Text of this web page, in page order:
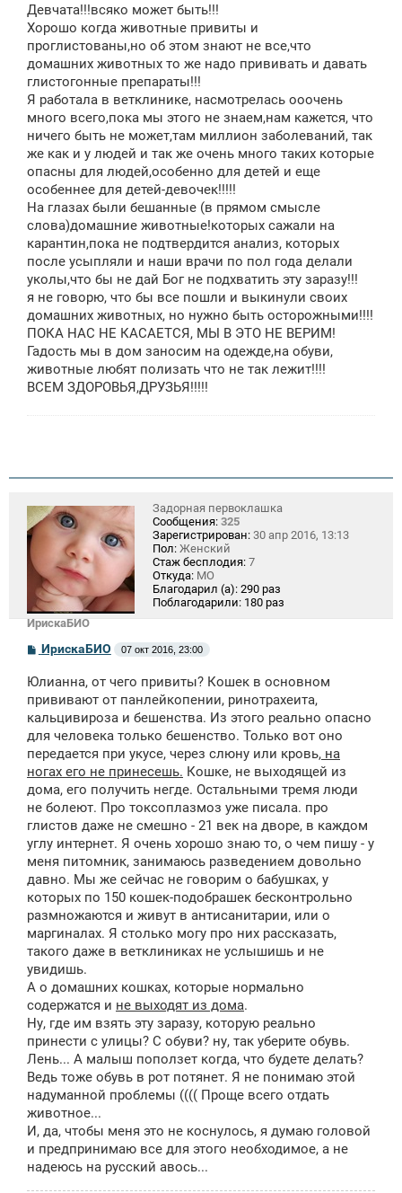
Девчата!!!всяко может быть!!!
Хорошо когда животные привиты и
проглистованы,но об этом знают не все,что
домашних животных то же надо прививать и давать
глистогонные препараты!!!
Я работала в ветклинике, насмотрелась ооочень
много всего,пока мы этого не знаем,нам кажется, что
ничего быть не может,там миллион заболеваний, так
же как и у людей и так же очень много таких которые
опасны для людей,особенно для детей и еще
особеннее для детей-девочек!!!!!
На глазах были бешанные (в прямом смысле
слова)домашние животные!которых сажали на
карантин,пока не подтвердится анализ, которых
после усыпляли и наши врачи по пол года делали
уколы,что бы не дай Бог не подхватить эту заразу!!!
я не говорю, что бы все пошли и выкинули своих
домашних животных, но нужно быть осторожными!!!!
ПОКА НАС НЕ КАСАЕТСЯ, МЫ В ЭТО НЕ ВЕРИМ!
Гадость мы в дом заносим на одежде,на обуви,
животные любят полизать что не так лежит!!!!
ВСЕМ ЗДОРОВЬЯ,ДРУЗЬЯ!!!!!
ИрискаБИО
Задорная первоклашка
Сообщения: 325
Зарегистрирован: 30 апр 2016, 13:13
Пол: Женский
Стаж бесплодия: 7
Откуда: МО
Благодарил (а): 290 раз
Поблагодарили: 180 раз
С
о
б
щ
е
н
и
ИрискаБИО 07 окт 2016, 23:00
Юлианна, от чего привиты? Кошек в основном
прививают от панлейкопении, ринотрахеита,
кальцивироза и бешенства. Из этого реально опасно
для человека только бешенство. Только вот оно
передается при укусе, через слюну или кровь, на
ногах его не принесешь. Кошке, не выходящей из
дома, его получить негде. Остальными тремя люди
не болеют. Про токсоплазмоз уже писала. про
глистов даже не смешно - 21 век на дворе, в каждом
углу интернет. Я очень хорошо знаю то, о чем пишу - у
меня питомник, занимаюсь разведением довольно
давно. Мы же сейчас не говорим о бабушках, у
которых по 150 кошек-подобрашек бесконтрольно
размножаются и живут в антисанитарии, или о
маргиналах. Я столько могу про них рассказать,
такого даже в ветклиниках не услышишь и не
увидишь.
А о домашних кошках, которые нормально
содержатся и не выходят из дома.
Ну, где им взять эту заразу, которую реально
принести с улицы? С обуви? ну, так уберите обувь.
Лень... А малыш поползет когда, что будете делать?
Ведь тоже обувь в рот потянет. Я не понимаю этой
надуманной проблемы (((( Проще всего отдать
животное...
И, да, чтобы меня это не коснулось, я думаю головой
и предпринимаю все для этого необходимое, а не
надеюсь на русский авось...